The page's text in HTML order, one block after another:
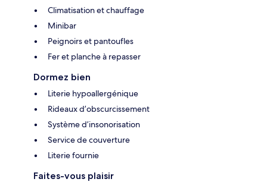
Climatisation et chauffage
Minibar
Peignoirs et pantoufles
Fer et planche à repasser
Dormez bien
Literie hypoallergénique
Rideaux d’obscurcissement
Système d’insonorisation
Service de couverture
Literie fournie
Faites-vous plaisir